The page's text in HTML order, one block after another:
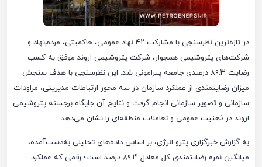
در تازه‌ترین نظرسنجی با مشارکت ۴۲ نهاد عمومی، حاکمیتی، مردم‌نهاد و
شرکت‌های پتروشیمی همجوار، شرکت پتروشیمی اروند موفق به کسب
رضایت ۸۹.۳ درصدی جامعه پیرامونی شد. این نظرسنجی با هدف سنجش
میزان رضایتمندی از عملکرد سازمان در سه محور ارتباطات مدیریتی، مراودات
سازمانی و تصویر سازمانی انجام گرفت و نتایج آن جایگاه برجسته پتروشیمی
اروند در ذهنیت عمومی و تعاملات منطقه‌ای را نشان می‌دهد.
به گزارش خبرگزاری پترو انرژی، بر اساس داده‌های تحلیلی به‌دست‌آمده،
میانگین نمره رضایتمندی کل معادل ۸۹.۳ درصد است؛ رقمی که عملکرد